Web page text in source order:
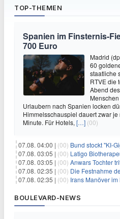
TOP-THEMEN
Spanien im Finsternis-
700 Euro
Madrid
60
staatliche
RTVE die
Abend
Urlaubern nach Spanien locken
Himmelsschauspiel dauert zwar
Minute. Für Hotels, […] (00)
07.08. 04:00 | (00) Bund stockt "KI-
07.08. 03:05 | (00) Latigo Biotherapeutics sichert sich 345,6
07.08. 03:05 | (00) Anwars Tochter tritt von der
07.08. 02:35 | (00) Die Festnahme des ehemaligen Gouverneurs von
07.08. 02:35 | (00) Irans Manöver im Hormus: Ein
BOULEVARD-NEWS